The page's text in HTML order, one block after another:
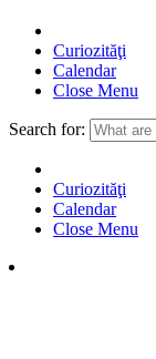
Curiozităţi
Calendar
Close Menu
Search for:
Curiozităţi
Calendar
Close Menu